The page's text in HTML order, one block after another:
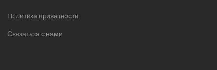
Политика приватности
Связаться с нами